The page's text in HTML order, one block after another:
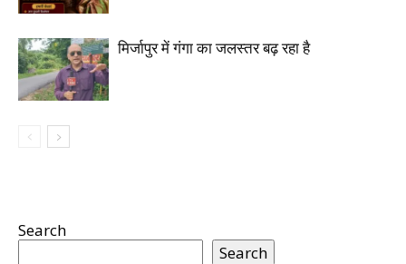
मिर्जापुर में गंगा का जलस्तर बढ़ रहा है
Search
Search